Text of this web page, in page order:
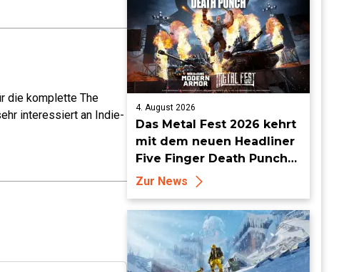
die komplette The
interessiert an Indie-
4. August 2026
Das Metal Fest 2026 kehrt
mit dem neuen Headliner
Five Finger Death Punch
zu World of Tanks Modern
Armor zurück
Zur News